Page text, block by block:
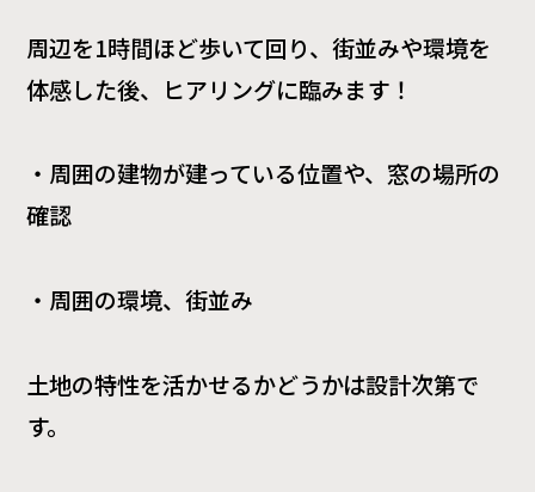
周辺を1時間ほど歩いて回り、街並みや環境を
体感した後、ヒアリングに臨みます！
・周囲の建物が建っている位置や、窓の場所の
確認
・周囲の環境、街並み
土地の特性を活かせるかどうかは設計次第で
す。